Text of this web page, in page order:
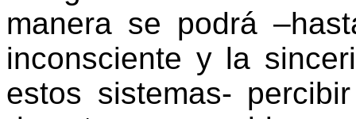
manera se podrá
inconsciente y la
estos sistemas-